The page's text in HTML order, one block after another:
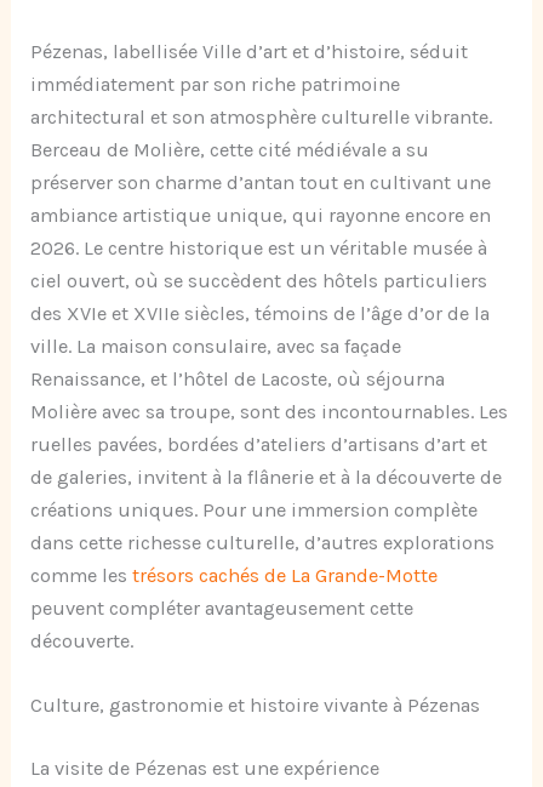
Pézenas, labellisée Ville d’art et d’histoire, séduit
immédiatement par son riche patrimoine
architectural et son atmosphère culturelle vibrante.
Berceau de Molière, cette cité médiévale a su
préserver son charme d’antan tout en cultivant une
ambiance artistique unique, qui rayonne encore en
2026. Le centre historique est un véritable musée à
ciel ouvert, où se succèdent des hôtels particuliers
des XVIe et XVIIe siècles, témoins de l’âge d’or de la
ville. La maison consulaire, avec sa façade
Renaissance, et l’hôtel de Lacoste, où séjourna
Molière avec sa troupe, sont des incontournables. Les
ruelles pavées, bordées d’ateliers d’artisans d’art et
de galeries, invitent à la flânerie et à la découverte de
créations uniques. Pour une immersion complète
dans cette richesse culturelle, d’autres explorations
comme lestrésors cachés de La Grande-Motte
peuvent compléter avantageusement cette
découverte.
Culture, gastronomie et histoire vivante à Pézenas
La visite de Pézenas est une expérience